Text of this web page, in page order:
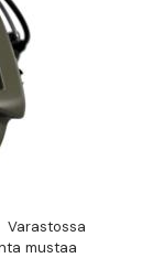
Varastossa
mustaa